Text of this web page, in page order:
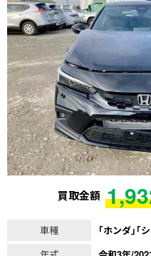
買取金額
車種
｢ホンダ｣｢